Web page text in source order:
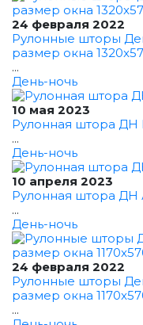
24 февраля 2022
Рулонные шторы
размер окна
...
День-ночь
10 мая 2023
Рулонная штора ДН
...
День-ночь
10 апреля 2023
Рулонная штора ДН
...
День-ночь
24 февраля 2022
Рулонные шторы
размер окна
...